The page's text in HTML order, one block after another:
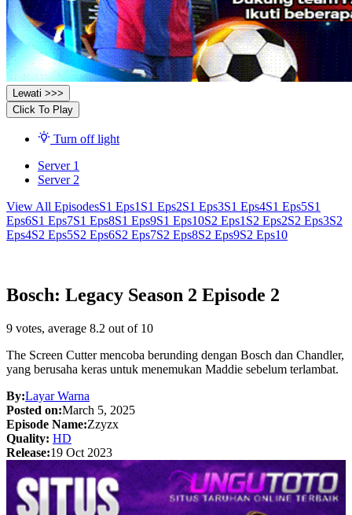
Lewati >>>
Click To Play
Turn off light
Server 1
Server 2
View All EpisodesS1 Eps1 S1 Eps2S1 Eps3S1 Eps4S1 Eps5S1
Eps6S1 Eps7S1 Eps8S1 Eps9S1 Eps10S2 Eps1 S2 Eps2S2 Eps3S2
Eps4S2 Eps5S2 Eps6S2 Eps7S2 Eps8S2 Eps9S2 Eps10
Bosch: Legacy Season 2 Episode 2
9 votes, average 8.2 out of 10
The Screen Cutter mencoba berunding dengan Bosch dan Chandler,
yang berusaha keras untuk menemukan Maddie sebelum terlambat.
By:Layar Warna
Posted on:March 5, 2025
Episode Name:Zzyzx
Quality: HD
Release:19 Oct 2023